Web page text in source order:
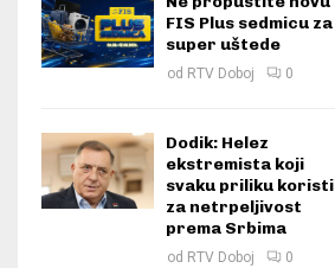
FIS Plus sedmicu za
super uštede
od RTV Doboj 0
Dodik: Helez
ekstremista koji
svaku priliku koristi
za netrpeljivost
prema Srbima
od RTV Doboj 0